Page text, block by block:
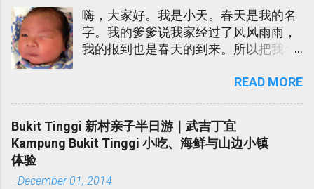
嗨，大家好。我是小天。春天是我的名
字。我的爹爹说我家经过了风风雨雨，
我的报到也是春天的到来。所以把我名
给我取了一个- Sky Lee. 在迎接我的到
我爹爹娘娘陆陆续续进院。我娘娘更是
发高烧不退在医院受折磨了几天。在
此，我代我爹爹娘娘向各位所有对我们
READ MORE
Bukit Tinggi 新村亲子半日游｜武吉丁宜
Kampung Bukit Tinggi 小吃、海鲜与山边小镇
体验
- December 01, 2014